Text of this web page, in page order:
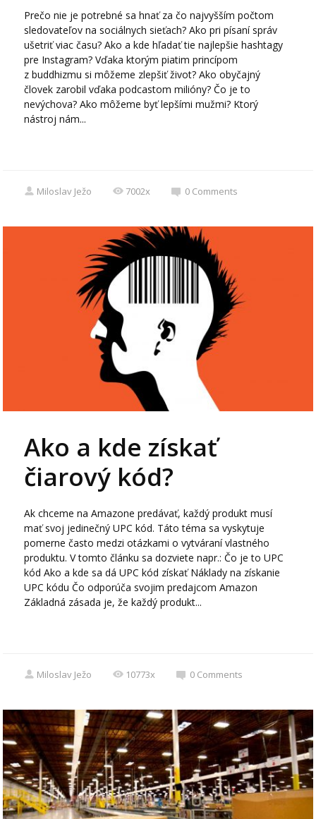
Prečo nie je potrebné sa hnať za čo najvyšším počtom
sledovateľov na sociálnych sieťach? Ako pri písaní správ
ušetriť viac času? Ako a kde hľadať tie najlepšie hashtagy
pre Instagram? Vďaka ktorým piatim princípom
z buddhizmu si môžeme zlepšiť život? Ako obyčajný
človek zarobil vďaka podcastom milióny? Čo je to
nevýchova? Ako môžeme byť lepšími mužmi? Ktorý
nástroj nám...
Miloslav Ježo 7002x 0 Comments
Ako a kde získať
čiarový kód?
Ak chceme na Amazone predávať, každý produkt musí
mať svoj jedinečný UPC kód. Táto téma sa vyskytuje
pomerne často medzi otázkami o vytváraní vlastného
produktu. V tomto článku sa dozviete napr.: Čo je to UPC
kód Ako a kde sa dá UPC kód získať Náklady na získanie
UPC kódu Čo odporúča svojim predajcom Amazon
Základná zásada je, že každý produkt...
Miloslav Ježo 10773x 0 Comments